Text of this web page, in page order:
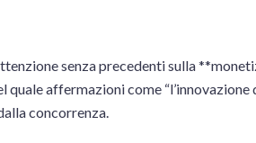
senza precedenti sulla
affermazioni come
concorrenza.